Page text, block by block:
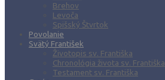
Brehov
Levoča
Spišský Štvrtok
Povolanie
Svätý František
Životopis sv. Františka
Chronológia života sv. Františka
Testament sv. Františka